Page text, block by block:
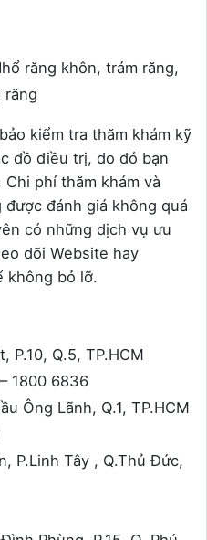
răng khôn, trám răng,
răng
kiểm tra thăm khám kỹ
đồ điều trị, do đó bạn
phí thăm khám và
đánh giá không quá
có những dịch vụ ưu
dõi Website hay
không bỏ lỡ.
P.10, Q.5, TP.HCM
1800 6836
Ông Lãnh, Q.1, TP.HCM
P.Linh Tây , Q.Thủ Đức,